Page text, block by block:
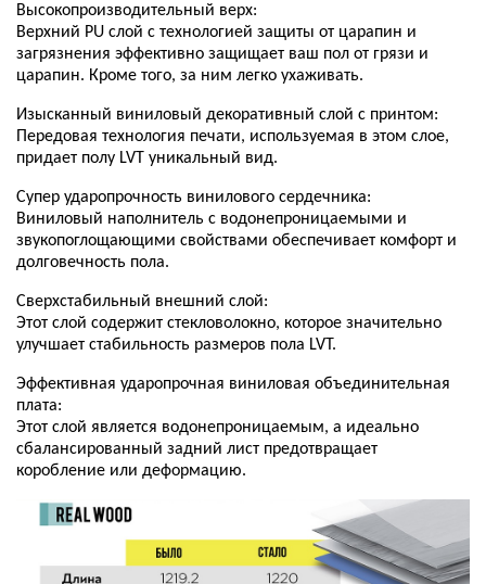
Высокопроизводительный верх:
Верхний PU слой с технологией защиты от царапин и
загрязнения эффективно защищает ваш пол от грязи и
царапин. Кроме того, за ним легко ухаживать.
Изысканный виниловый декоративный слой с принтом:
Передовая технология печати, используемая в этом слое,
придает полу LVT уникальный вид.
Супер ударопрочность винилового сердечника:
Виниловый наполнитель с водонепроницаемыми и
звукопоглощающими свойствами обеспечивает комфорт и
долговечность пола.
Сверхстабильный внешний слой:
Этот слой содержит стекловолокно, которое значительно
улучшает стабильность размеров пола LVT.
Эффективная ударопрочная виниловая объединительная
плата:
Этот слой является водонепроницаемым, а идеально
сбалансированный задний лист предотвращает
коробление или деформацию.